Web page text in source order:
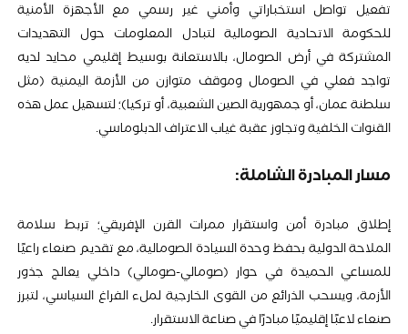
تفعيل تواصل استخباراتي وأمني غير رسمي مع الأجهزة الأمنية
للحكومة الاتحادية الصومالية لتبادل المعلومات حول التهديدات
المشتركة في أرض الصومال، بالاستعانة بوسيط إقليمي محايد لديه
تواجد فعلي في الصومال وموقف متوازن من الأزمة اليمنية (مثل
سلطنة عمان، أو جمهورية الصين الشعبية، أو تركيا)؛ لتسهيل عمل هذه
القنوات الخلفية وتجاوز عقبة غياب الاعتراف الدبلوماسي.
مسار المبادرة الشاملة:
إطلاق مبادرة أمن واستقرار ممرات القرن الإفريقي؛ تربط سلامة
الملاحة الدولية بحفظ وحدة السيادة الصومالية، مع تقديم صنعاء راعيًا
للمساعي الحميدة في حوار (صومالي-صومالي) داخلي يعالج جذور
الأزمة، ويسحب الذرائع من القوى الخارجية لملء الفراغ السياسي، لتبرز
صنعاء لاعبًا إقليميًا مبادرًا في صناعة الاستقرار.